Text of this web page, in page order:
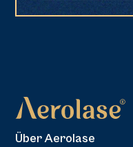
Über Aerolase